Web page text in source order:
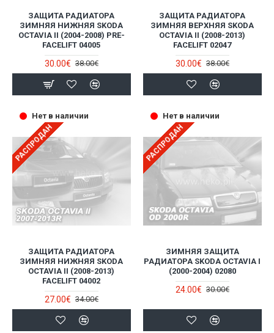
ЗАЩИТА РАДИАТОРА
ЗИМНЯЯ НИЖНЯЯ SKODA
OCTAVIA II (2004-2008) PRE-
FACELIFT 04005
30.00€ 38.00€
ЗАЩИТА РАДИАТОРА
ЗИМНЯЯ ВЕРХНЯЯ SKODA
OCTAVIA II (2008-2013)
FACELIFT 02047
30.00€ 38.00€
Нет в наличии
РАСПРОДАН
ЗАЩИТА РАДИАТОРА
ЗИМНЯЯ НИЖНЯЯ SKODA
OCTAVIA II (2008-2013)
FACELIFT 04002
27.00€ 34.00€
Нет в наличии
РАСПРОДАН
ЗИМНЯЯ ЗАЩИТА
РАДИАТОРА SKODA OCTAVIA I
(2000-2004) 02080
24.00€ 30.00€